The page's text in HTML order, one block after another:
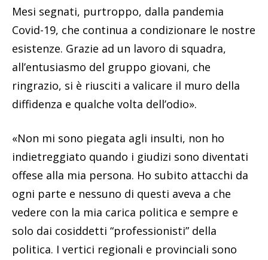
Mesi segnati, purtroppo, dalla pandemia
Covid-19, che continua a condizionare le nostre
esistenze. Grazie ad un lavoro di squadra,
all’entusiasmo del gruppo giovani, che
ringrazio, si è riusciti a valicare il muro della
diffidenza e qualche volta dell’odio».
«Non mi sono piegata agli insulti, non ho
indietreggiato quando i giudizi sono diventati
offese alla mia persona. Ho subito attacchi da
ogni parte e nessuno di questi aveva a che
vedere con la mia carica politica e sempre e
solo dai cosiddetti “professionisti” della
politica. I vertici regionali e provinciali sono